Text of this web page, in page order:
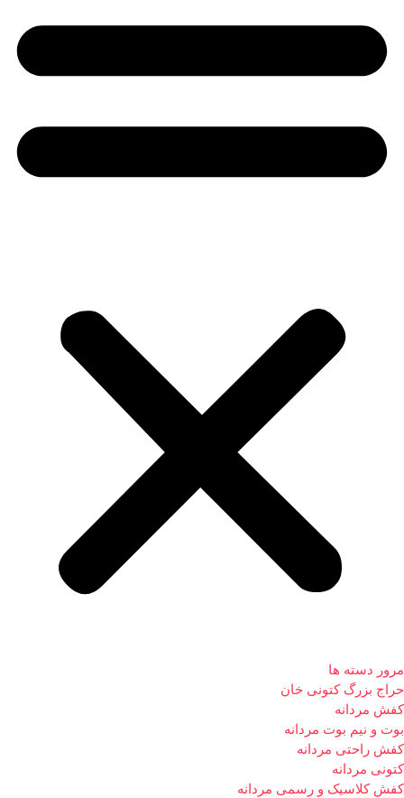
مرور دسته ها
حراج بزرگ کتونی خان
کفش مردانه
بوت و نیم بوت مردانه
کفش راحتی مردانه
کتونی مردانه
کفش کلاسیک و رسمی مردانه